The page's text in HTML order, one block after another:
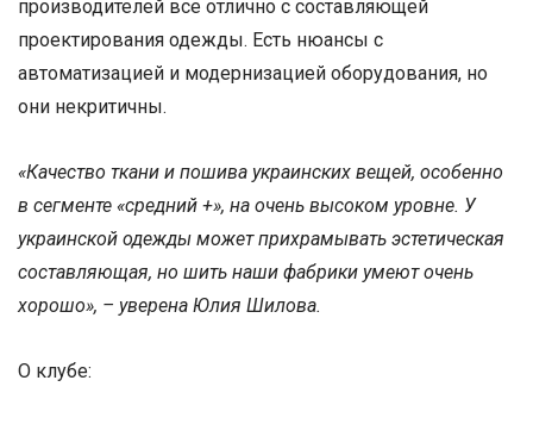
производителей все отлично с составляющей
проектирования одежды. Есть нюансы с
автоматизацией и модернизацией оборудования, но
они некритичны.
«Качество ткани и пошива украинских вещей, особенно
в сегменте «средний +», на очень высоком уровне. У
украинской одежды может прихрамывать эстетическая
составляющая, но шить наши фабрики умеют очень
хорошо», – уверена Юлия Шилова.
О клубе: